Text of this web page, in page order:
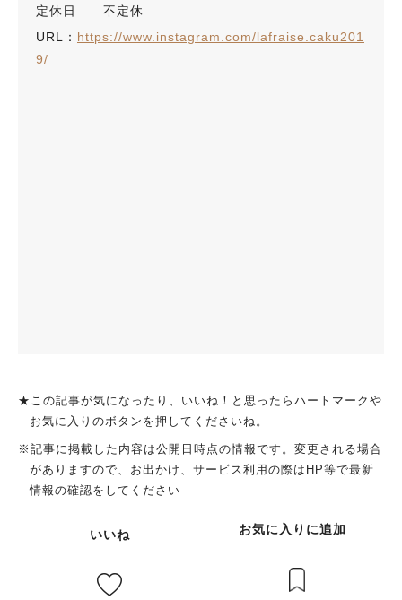
定休日 不定休
URL： https://www.instagram.com/lafraise.caku201
9/
★この記事が気になったり、いいね！と思ったらハートマークや
お気に入りのボタンを押してくださいね。
※記事に掲載した内容は公開日時点の情報です。変更される場合
がありますので、お出かけ、サービス利用の際はHP等で最新
情報の確認をしてください
いいね お気に入りに追加